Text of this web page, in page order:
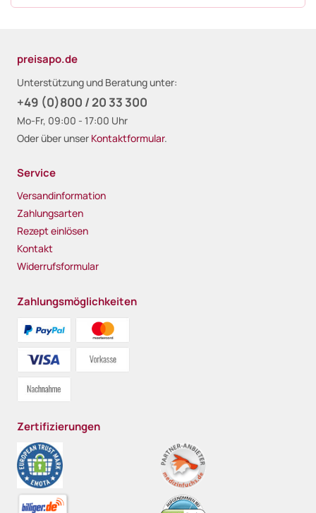
preisapo.de
Unterstützung und Beratung unter:
+49 (0)800 / 20 33 300
Mo-Fr, 09:00 - 17:00 Uhr
Oder über unser Kontaktformular.
Service
Versandinformation
Zahlungsarten
Rezept einlösen
Kontakt
Widerrufsformular
Zahlungsmöglichkeiten
Zertifizierungen